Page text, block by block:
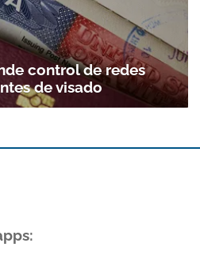
control de redes
de visado